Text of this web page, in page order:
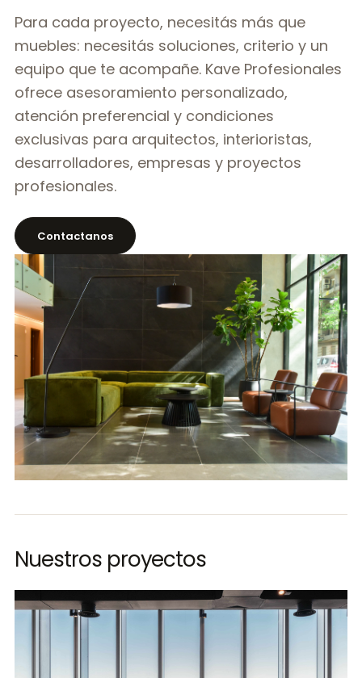
Para cada proyecto, necesitás más que
muebles: necesitás soluciones, criterio y un
equipo que te acompañe. Kave Profesionales
ofrece asesoramiento personalizado,
atención preferencial y condiciones
exclusivas para arquitectos, interioristas,
desarrolladores, empresas y proyectos
profesionales.
Contactanos
Nuestros proyectos